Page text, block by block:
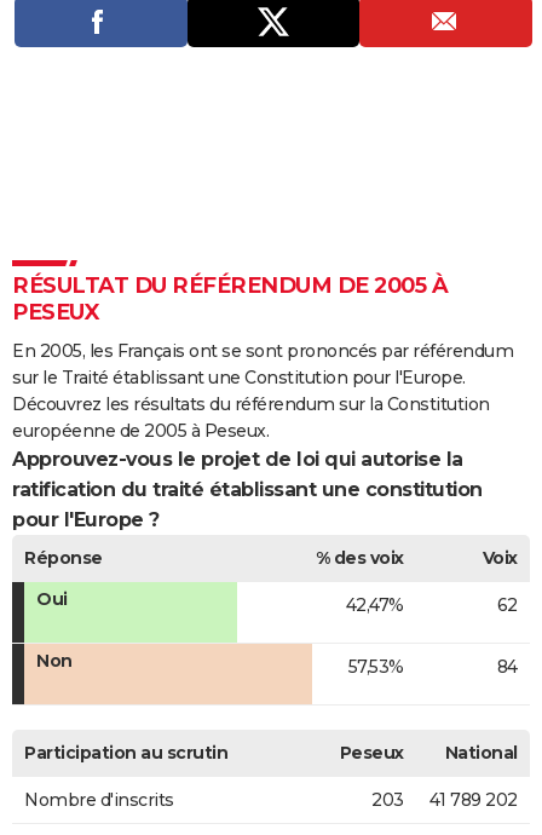
Destinations
Voyage nature
Voyage de noces
Dictionnaire
Biographies
Citations
Expressions
Proverbes
PROGRAMME TV
COPAINS D'AVANT
S'inscrire
Se connecter
Lycées
Collèges
Primaires
Universités
Entreprises
Service militaire
Avis de recherche
AVIS DE DÉCÈS
FORUM
Bricolage
Lifestyle
Culture
Sport
Auto
Television
Voyage
Cinema
RÉSULTAT DU RÉFÉRENDUM DE 2005 À
PESEUX
En 2005, les Français ont se sont prononcés par référendum
sur le Traité établissant une Constitution pour l'Europe.
Découvrez les résultats du référendum sur la Constitution
européenne de 2005 à Peseux.
Approuvez-vous le projet de loi qui autorise la
ratification du traité établissant une constitution
pour l'Europe ?
Réponse % des voix
Voix
Oui
42,47% 62
Non 57,53% 84
Participation au scrutin Peseux National
Nombre d'inscrits 203 41 789 202